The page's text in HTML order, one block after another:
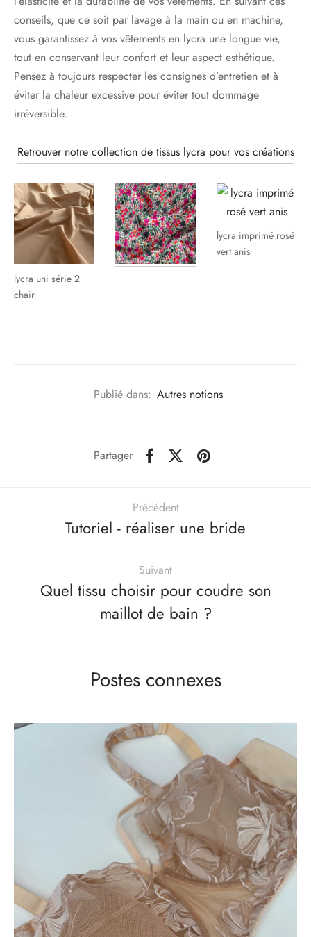
conseils, que ce soit par lavage à la main ou en machine,
vous garantissez à vos vêtements en lycra une longue vie,
tout en conservant leur confort et leur aspect esthétique.
Pensez à toujours respecter les consignes d’entretien et à
éviter la chaleur excessive pour éviter tout dommage
irréversible.
Retrouver notre collection de tissus lycra pour vos créations
lycra uni série 2
chair
lycra imprimé rosé
vert anis
Publié dans: Autres notions
Partager
Précédent
Tutoriel - réaliser une bride
Suivant
Quel tissu choisir pour coudre son
maillot de bain ?
Postes connexes